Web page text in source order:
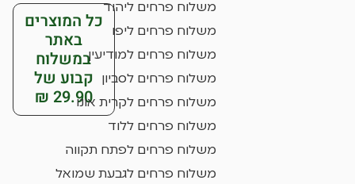
משלוח פרחים ליהוד
משלוח פרחים ליפו
משלוח פרחים למודיעין
משלוח פרחים לסביון
משלוח פרחים לקרית אונו
משלוח פרחים ללוד
משלוח פרחים לפתח תקווה
משלוח פרחים לגבעת שמואל
כל המוצרים
באתר
במשלוח
קבוע של
29.90 ₪